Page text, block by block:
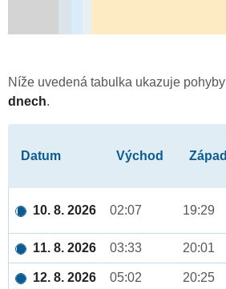
Níže uvedená tabulka ukazuje pohyby
dnech.
Datum Východ Západ
10. 8. 2026 02:07 19:29
11. 8. 2026 03:33 20:01
12. 8. 2026 05:02 20:25